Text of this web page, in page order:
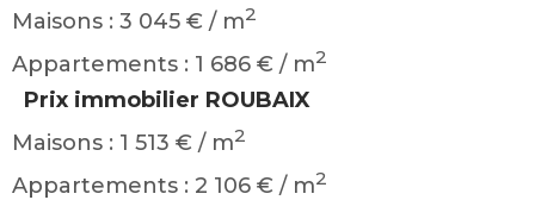
Maisons : 3 045 € / m2
Appartements : 1 686 € / m2
Prix immobilier ROUBAIX
Maisons : 1 513 € / m2
Appartements : 2 106 € / m2